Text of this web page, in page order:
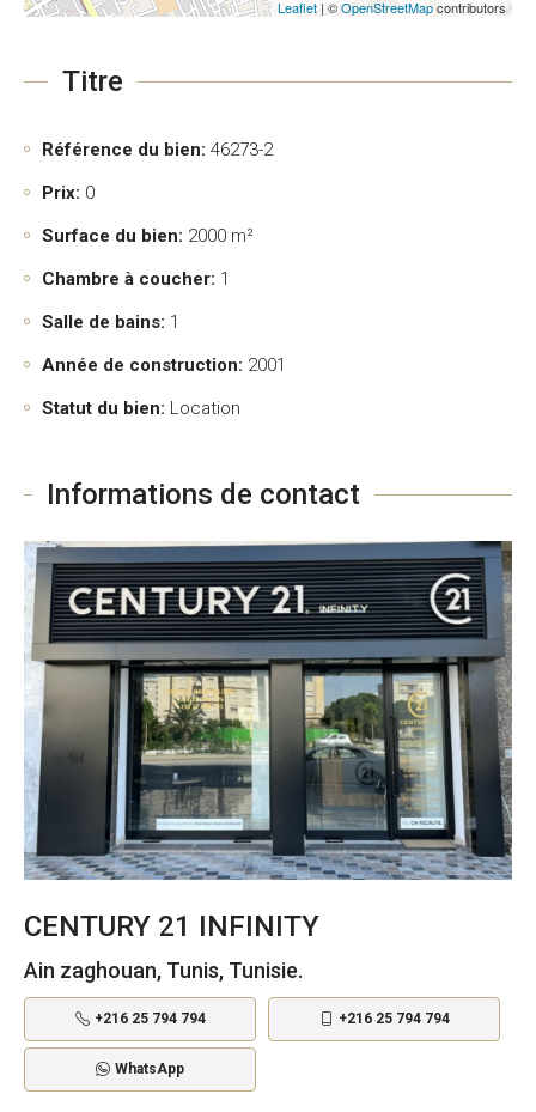
Leaflet | ©OpenStreetMapcontributors
Titre
Référence du bien: 46273-2
Prix: 0
Surface du bien: 2000 m²
Chambre à coucher: 1
Salle de bains: 1
Année de construction: 2001
Statut du bien: Location
Informations de contact
CENTURY 21 INFINITY
Ain zaghouan, Tunis, Tunisie.
+216 25 794 794 +216 25 794 794
WhatsApp